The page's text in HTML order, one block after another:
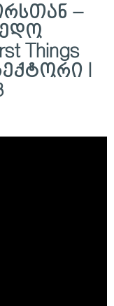
–
Things
I